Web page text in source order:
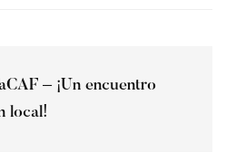
– ¡Un encuentro
local!